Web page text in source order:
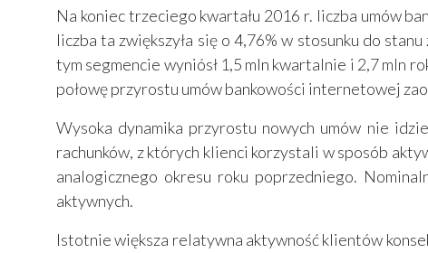
Na koniec trzeciego kwartału 2016 r. liczba umów
liczba ta zwiększyła się o 4,76% w stosunku do
tym segmencie wyniósł 1,5 mln kwartalnie i 2,7 mln
połowę przyrostu umów bankowości internetowej
Wysoka dynamika przyrostu nowych umów nie
rachunków, z których klienci korzystali w sposób
analogicznego okresu roku poprzedniego.
aktywnych.
Istotnie większa relatywna aktywność klientów